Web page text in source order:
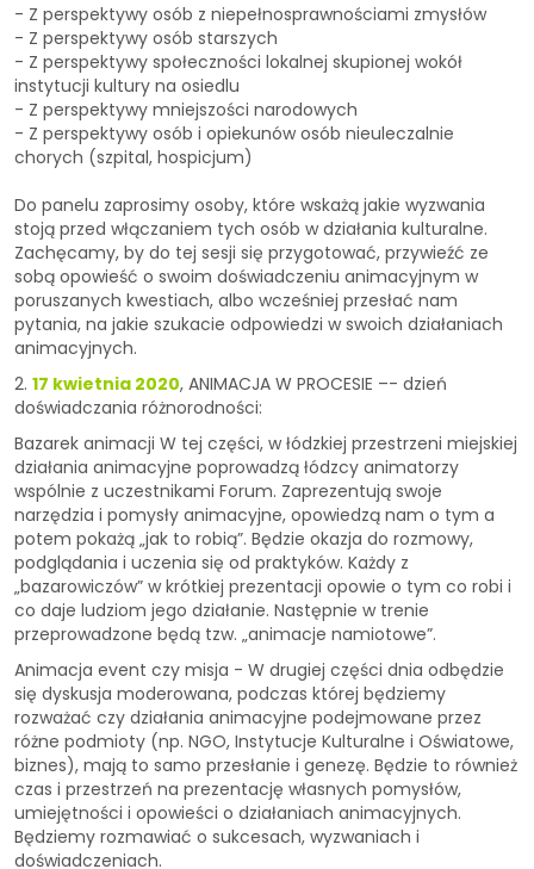
- Z perspektywy osób z niepełnosprawnościami zmysłów
- Z perspektywy osób starszych
- Z perspektywy społeczności lokalnej skupionej wokół
instytucji kultury na osiedlu
- Z perspektywy mniejszości narodowych
- Z perspektywy osób i opiekunów osób nieuleczalnie
chorych (szpital, hospicjum)
Do panelu zaprosimy osoby, które wskażą jakie wyzwania
stoją przed włączaniem tych osób w działania kulturalne.
Zachęcamy, by do tej sesji się przygotować, przywieźć ze
sobą opowieść o swoim doświadczeniu animacyjnym w
poruszanych kwestiach, albo wcześniej przesłać nam
pytania, na jakie szukacie odpowiedzi w swoich działaniach
animacyjnych.
2. 17 kwietnia 2020, ANIMACJA W PROCESIE –- dzień
doświadczania różnorodności:
Bazarek animacji W tej części, w łódzkiej przestrzeni miejskiej
działania animacyjne poprowadzą łódzcy animatorzy
wspólnie z uczestnikami Forum. Zaprezentują swoje
narzędzia i pomysły animacyjne, opowiedzą nam o tym a
potem pokażą „jak to robią”. Będzie okazja do rozmowy,
podglądania i uczenia się od praktyków. Każdy z
„bazarowiczów” w krótkiej prezentacji opowie o tym co robi i
co daje ludziom jego działanie. Następnie w trenie
przeprowadzone będą tzw. „animacje namiotowe”.
Animacja event czy misja - W drugiej części dnia odbędzie
się dyskusja moderowana, podczas której będziemy
rozważać czy działania animacyjne podejmowane przez
różne podmioty (np. NGO, Instytucje Kulturalne i Oświatowe,
biznes), mają to samo przesłanie i genezę. Będzie to również
czas i przestrzeń na prezentację własnych pomysłów,
umiejętności i opowieści o działaniach animacyjnych.
Będziemy rozmawiać o sukcesach, wyzwaniach i
doświadczeniach.